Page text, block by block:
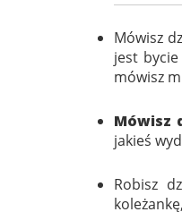
Mówisz
jest
mówisz
Mówisz
jakieś
Robisz